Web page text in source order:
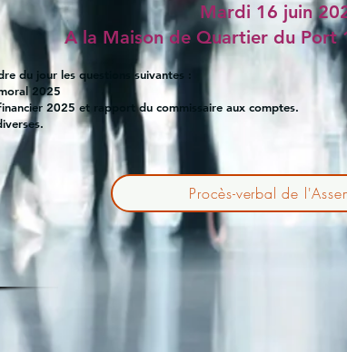
Mardi 16 juin
A la Maison de Quartier du Port
du jour les questions suivantes :
2025
2025 et rapport du commissaire aux comptes.
Procès-verbal de